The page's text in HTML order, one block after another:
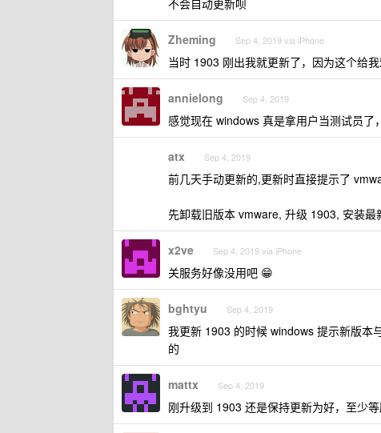
不会自动更新呗
Zheming Sep 4, 2019 via iPhone
当时 1903 刚出我就更新了，因为这个给
annielong Sep 4, 2019
感觉现在 windows 真是拿用户当测试员了，
atx Sep 4, 2019
前几天手动更新的,更新时直接提示了
先卸载旧版本 vmware, 升级 1903, 安装最
x2ve Sep 4, 2019 via iPhone
关服务好像没用吧 😁
bghtyu Sep 4, 2019
我更新 1903 的时候 windows 提示新版本
的
mattx Sep 4, 2019
刚升级到 1903 还是保持更新为好，至少等